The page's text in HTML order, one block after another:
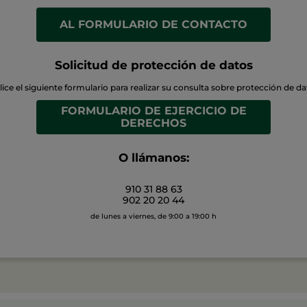
AL FORMULARIO DE CONTACTO
Solicitud de protección de datos
el siguiente formulario para realizar su consulta sobre protección de
FORMULARIO DE EJERCICIO DE
DERECHOS
O llámanos:
910 31 88 63
902 20 20 44
de lunes a viernes, de 9:00 a 19:00 h